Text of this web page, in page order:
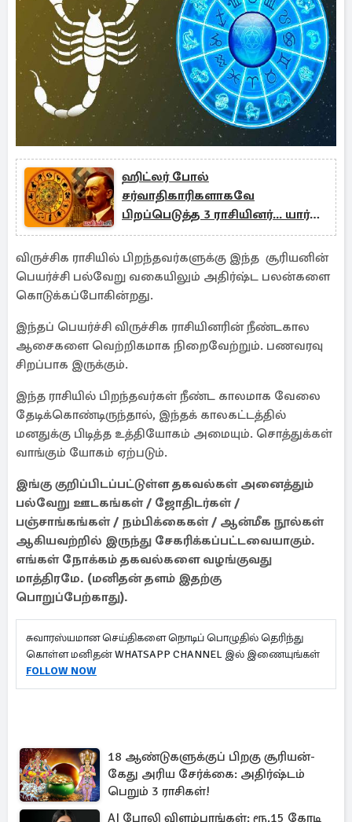
ஹிட்லர் போல்
சர்வாதிகாரிகளாகவே
பிறப்பெடுத்த 3 ராசியினர்... யார்
யார்ன்னு தெரியுமா?
விருச்சிக ராசியில் பிறந்தவர்களுக்கு இந்த சூரியனின்
பெயர்ச்சி பல்வேறு வகையிலும் அதிர்ஷ்ட பலன்களை
கொடுக்கப்போகின்றது.
இந்தப் பெயர்ச்சி விருச்சிக ராசியினரின் நீண்டகால
ஆசைகளை வெற்றிகமாக நிறைவேற்றும். பணவரவு
சிறப்பாக இருக்கும்.
இந்த ராசியில் பிறந்தவர்கள் நீண்ட காலமாக வேலை
தேடிக்கொண்டிருந்தால், இந்தக் காலகட்டத்தில்
மனதுக்கு பிடித்த உத்தியோகம் அமையும். சொத்துக்கள்
வாங்கும் யோகம் ஏற்படும்.
இங்கு குறிப்பிடப்பட்டுள்ள தகவல்கள் அனைத்தும்
பல்வேறு ஊடகங்கள் / ஜோதிடர்கள் /
பஞ்சாங்கங்கள் / நம்பிக்கைகள் / ஆன்மீக நூல்கள்
ஆகியவற்றில் இருந்து சேகரிக்கப்பட்டவையாகும்.
எங்கள் நோக்கம் தகவல்களை வழங்குவது
மாத்திரமே. (மனிதன் தளம் இதற்கு
பொறுப்பேற்காது).
சுவாரஸ்யமான செய்திகளை நொடிப் பொழுதில் தெரிந்து
கொள்ள மனிதன் WHATSAPP CHANNEL இல் இணையுங்கள்
FOLLOW NOW
18 ஆண்டுகளுக்குப் பிறகு சூரியன்-
கேது அரிய சேர்க்கை: அதிர்ஷ்டம்
பெறும் 3 ராசிகள்!
AI போலி விளம்பரங்கள்: ரூ.15 கோடி